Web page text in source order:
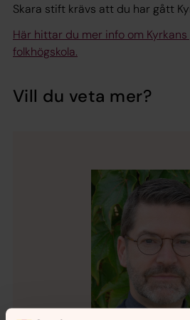
Skara stift krävs att du har gått
Här hittar du mer info om
folkhögskola.
Vill du veta mer?